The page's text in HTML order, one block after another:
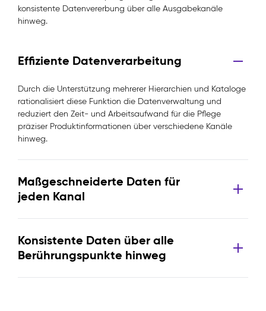
konsistente Datenvererbung über alle Ausgabekanäle
hinweg.
Effiziente Datenverarbeitung
Durch die Unterstützung mehrerer Hierarchien und Kataloge
rationalisiert diese Funktion die Datenverwaltung und
reduziert den Zeit- und Arbeitsaufwand für die Pflege
präziser Produktinformationen über verschiedene Kanäle
hinweg.
Maßgeschneiderte Daten für
jeden Kanal
Konsistente Daten über alle
Berührungspunkte hinweg